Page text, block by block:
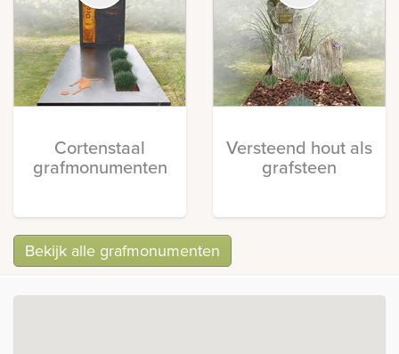
Cortenstaal
grafmonumenten
Versteend hout als
grafsteen
Bekijk alle grafmonumenten